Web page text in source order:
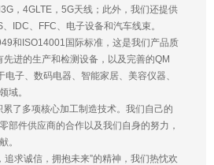
，4GLTE，5G天线；此外，我们还提供
IDC、FFC、电子设备和汽车线束。
和ISO14001国际标准，这是我们产品质
进的生产和检测设备，以及完善的QM
子、数码电器、智能家居、美容仪器、
域。
了多项核心加工制造技术。我们自己的
部件供应商的合作以及我们自身的努力，
。
追求诚信，拥抱未来”的精神，我们热忱欢